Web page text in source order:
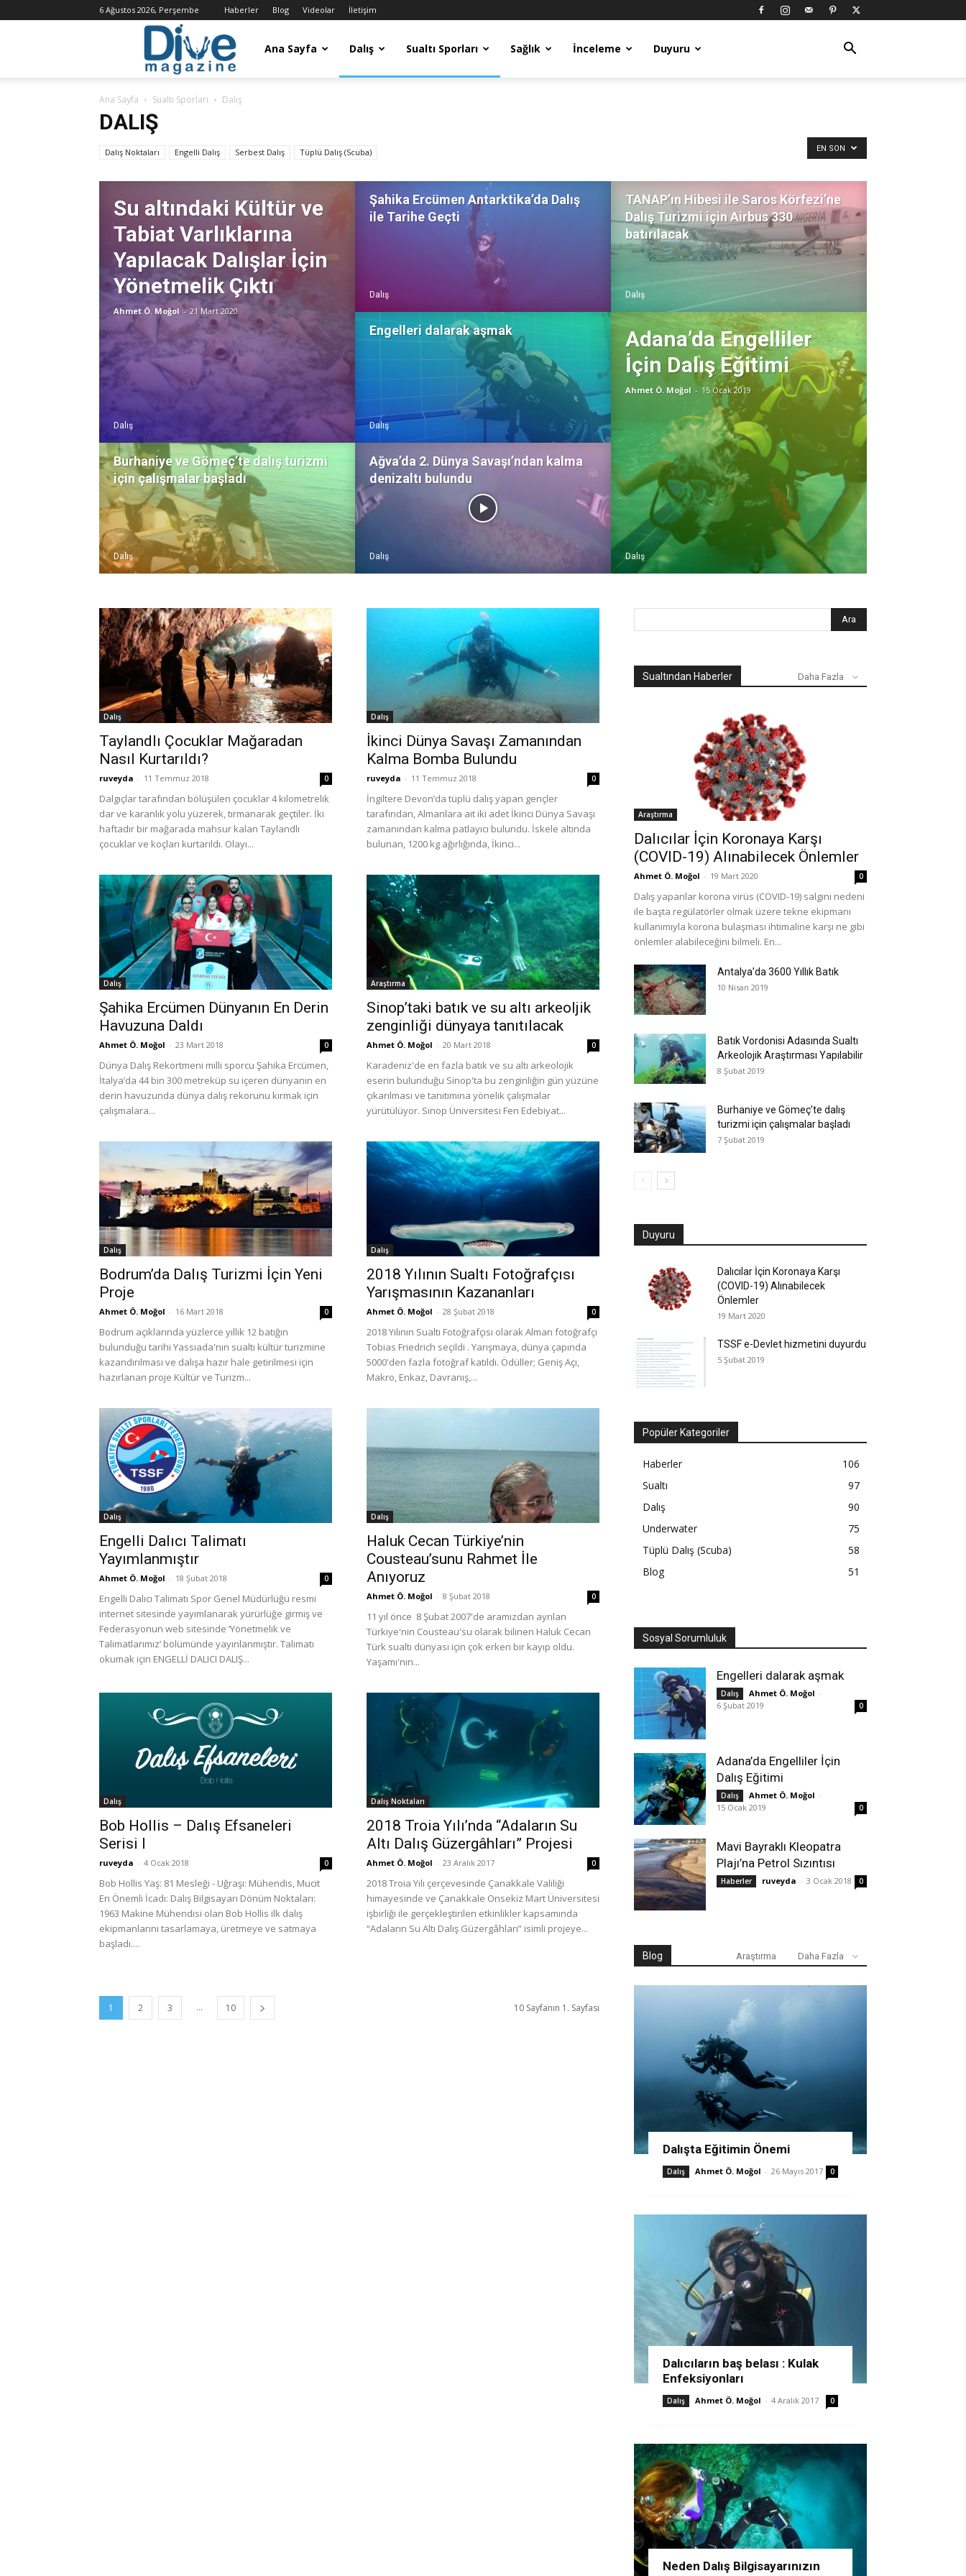
6 Ağustos 2026, Perşembe Haberler Blog Videolar İletişim
Dalış
Dive
Magazine
Türkiye
Ana Sayfa Dalış Sualtı Sporları Sağlık İnceleme Duyuru
Ana Sayfa Sualtı Sporları Dalış
DALIŞ
Dalış Noktaları Engelli Dalış Serbest Dalış Tüplü Dalış (Scuba) EN SON
Dalış
Su altındaki Kültür ve
Tabiat Varlıklarına
Yapılacak Dalışlar İçin
Yönetmelik Çıktı
Ahmet Ö. Moğol - 21 Mart 2020
Dalış
Burhaniye ve Gömeç’te dalış turizmi
için çalışmalar başladı
Dalış
Şahika Ercümen Antarktika’da Dalış
ile Tarihe Geçti
Dalış
Engelleri dalarak aşmak
Dalış
Ağva’da 2. Dünya Savaşı’ndan kalma
denizaltı bulundu
Dalış
TANAP’ın Hibesi ile Saros Körfezi’ne
Dalış Turizmi için Airbus 330
batırılacak
Dalış
Adana’da Engelliler
İçin Dalış Eğitimi
Ahmet Ö. Moğol - 15 Ocak 2019
Dalış
Taylandlı Çocuklar Mağaradan
Nasıl Kurtarıldı?
ruveyda - 11 Temmuz 2018 0
Dalgıçlar tarafından bölüşülen çocuklar 4 kilometrelik
dar ve karanlık yolu yüzerek, tırmanarak geçtiler. İki
haftadır bir mağarada mahsur kalan Taylandlı
çocuklar ve koçları kurtarıldı. Olayı...
Dalış
İkinci Dünya Savaşı Zamanından
Kalma Bomba Bulundu
ruveyda - 11 Temmuz 2018 0
İngiltere Devon’da tüplü dalış yapan gençler
tarafından, Almanlara ait iki adet İkinci Dünya Savaşı
zamanından kalma patlayıcı bulundu. İskele altında
bulunan, 1200 kg ağırlığında, İkinci...
Dalış
Şahika Ercümen Dünyanın En Derin
Havuzuna Daldı
Ahmet Ö. Moğol - 23 Mart 2018 0
Dünya Dalış Rekortmeni milli sporcu Şahika Ercümen,
İtalya’da 44 bin 300 metreküp su içeren dünyanın en
derin havuzunda dünya dalış rekorunu kırmak için
çalışmalara...
Araştırma
Sinop’taki batık ve su altı arkeoljik
zenginliği dünyaya tanıtılacak
Ahmet Ö. Moğol - 20 Mart 2018 0
Karadeniz'de en fazla batık ve su altı arkeolojik
eserin bulunduğu Sinop'ta bu zenginliğin gün yüzüne
çıkarılması ve tanıtımına yönelik çalışmalar
yürütülüyor. Sinop Üniversitesi Fen Edebiyat...
Dalış
Bodrum’da Dalış Turizmi İçin Yeni
Proje
Ahmet Ö. Moğol - 16 Mart 2018 0
Bodrum açıklarında yüzlerce yıllık 12 batığın
bulunduğu tarihi Yassıada'nın sualtı kültür turizmine
kazandırılması ve dalışa hazır hale getirilmesi için
hazırlanan proje Kültür ve Turizm...
Dalış
2018 Yılının Sualtı Fotoğrafçısı
Yarışmasının Kazananları
Ahmet Ö. Moğol - 28 Şubat 2018 0
2018 Yılının Sualtı Fotoğrafçısı olarak Alman fotoğrafçı
Tobias Friedrich seçildi . Yarışmaya, dünya çapında
5000'den fazla fotoğraf katıldı. Ödüller; Geniş Açı,
Makro, Enkaz, Davranış,...
Dalış
Engelli Dalıcı Talimatı
Yayımlanmıştır
Ahmet Ö. Moğol - 18 Şubat 2018 0
Engelli Dalıcı Talimatı Spor Genel Müdürlüğü resmi
internet sitesinde yayımlanarak yürürlüğe girmiş ve
Federasyonun web sitesinde ‘Yönetmelik ve
Talimatlarımız’ bölümünde yayınlanmıştır. Talimatı
okumak için ENGELLİ DALICI DALIŞ...
Dalış
Haluk Cecan Türkiye’nin
Cousteau’sunu Rahmet İle
Anıyoruz
Ahmet Ö. Moğol - 8 Şubat 2018 0
11 yıl önce 8 Şubat 2007'de aramızdan ayrılan
Türkiye'nin Cousteau'su olarak bilinen Haluk Cecan
Türk sualtı dünyası için çok erken bir kayıp oldu.
Yaşamı'nın...
Dalış
Bob Hollis – Dalış Efsaneleri
Serisi I
ruveyda - 4 Ocak 2018 0
Bob Hollis Yaş: 81 Mesleği - Uğraşı: Mühendis, Mucit
En Önemli İcadı: Dalış Bilgisayarı Dönüm Noktaları:
1963 Makine Mühendisi olan Bob Hollis ilk dalış
ekipmanlarını tasarlamaya, üretmeye ve satmaya
başladı....
Dalış Noktaları
2018 Troia Yılı’nda “Adaların Su
Altı Dalış Güzergâhları” Projesi
Ahmet Ö. Moğol - 23 Aralık 2017 0
2018 Troia Yılı çerçevesinde Çanakkale Valiliği
himayesinde ve Çanakkale Onsekiz Mart Üniversitesi
işbirliği ile gerçekleştirilen etkinlikler kapsamında
“Adaların Su Altı Dalış Güzergâhları” isimli projeye...
1 2 3 ... 10 10 Sayfanın 1. Sayfası
Sualtından Haberler Daha Fazla
Araştırma
Dalıcılar İçin Koronaya Karşı
(COVID-19) Alınabilecek Önlemler
Ahmet Ö. Moğol - 19 Mart 2020 0
Dalış yapanlar korona virüs (COVID-19) salgını nedeni
ile başta regülatörler olmak üzere tekne ekipmanı
kullanımıyla korona bulaşması ihtimaline karşı ne gibi
önlemler alabileceğini bilmeli. En...
Antalya’da 3600 Yıllık Batık
10 Nisan 2019
Batık Vordonisi Adasında Sualtı
Arkeolojik Araştırması Yapılabilir
8 Şubat 2019
Burhaniye ve Gömeç’te dalış
turizmi için çalışmalar başladı
7 Şubat 2019
Duyuru
Dalıcılar İçin Koronaya Karşı
(COVID-19) Alınabilecek
Önlemler
19 Mart 2020
TSSF e-Devlet hizmetini duyurdu
5 Şubat 2019
Popüler Kategoriler
Haberler
106
Sualtı
97
Dalış
90
Underwater
75
Tüplü Dalış (Scuba)
58
Blog
51
Sosyal Sorumluluk
Engelleri dalarak aşmak
Dalış Ahmet Ö. Moğol -
6 Şubat 2019
0
Adana’da Engelliler İçin
Dalış Eğitimi
Dalış Ahmet Ö. Moğol -
15 Ocak 2019
0
Mavi Bayraklı Kleopatra
Plajı’na Petrol Sızıntısı
Haberler ruveyda - 3 Ocak 2018 0
Blog Araştırma Daha Fazla
Dalışta Eğitimin Önemi
Dalış Ahmet Ö. Moğol - 26 Mayıs 2017 0
Dalıcıların baş belası : Kulak
Enfeksiyonları
Dalış Ahmet Ö. Moğol - 4 Aralık 2017 0
Neden Dalış Bilgisayarınızın